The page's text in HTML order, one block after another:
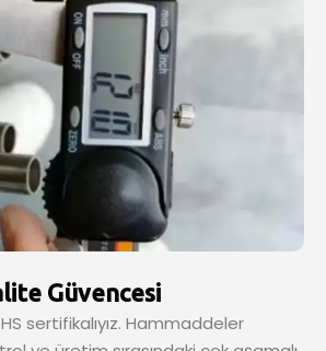
Güvencesi
sertifikalıyız. Hammaddeler